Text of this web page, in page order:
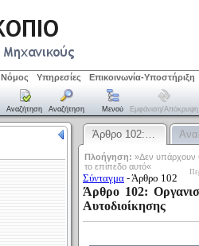
Νόμος Υπηρεσίες Επικοινωνία-Υποστήριξη
Αναζήτηση Αναζήτηση Μενού Εμφάνιση/απόκρυψη
Άρθρο 102:…